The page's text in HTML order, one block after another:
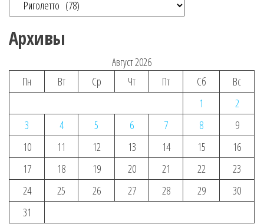
Архивы
Август 2026
Пн
Вт Ср Чт Пт Сб
Вс
1
2
3
4 5 6 7 8
9
10
11 12 13 14 15
16
17
18 19 20 21 22
23
24
25 26 27 28 29
30
31